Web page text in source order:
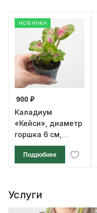
НОВИНКА
900 ₽
Каладиум
«Кейси», диаметр
горшка 6 см,
высота 12 см
Подробнее
Услуги